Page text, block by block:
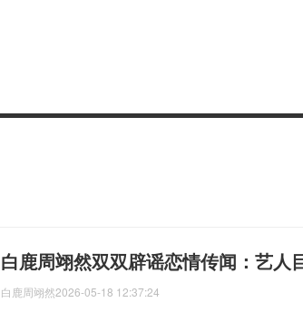
白鹿周翊然双双辟谣恋情传闻：艺人
白鹿周翊然2026-05-18 12:37:24